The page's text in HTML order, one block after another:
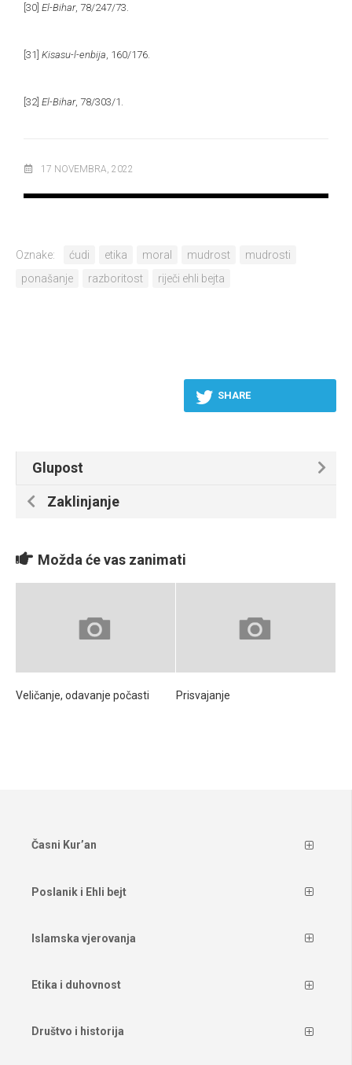
[30] El-Bihar, 78/247/73.
[31] Kisasu-l-enbija , 160/176.
[32] El-Bihar, 78/303/1.
17 NOVEMBRA, 2022
Oznake: ćudi etika moral mudrost
mudrosti
ponašanje
razboritost riječi ehli bejta
SHARE
Glupost
Zaklinjanje
Možda će vas zanimati
Veličanje, odavanje počasti Prisvajanje
Časni Kur’an
Poslanik i Ehli bejt
Islamska vjerovanja
Etika i duhovnost
Društvo i historija